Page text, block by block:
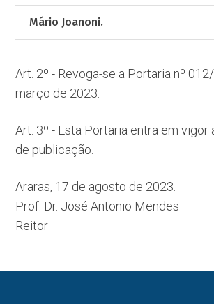
Mário Joanoni.
Art. 2º - Revoga-se a Portaria nº
março de 2023.
Art. 3º - Esta Portaria entra em vigor
de publicação.
Araras, 17 de agosto de 2023.
Prof. Dr. José Antonio Mendes
Reitor